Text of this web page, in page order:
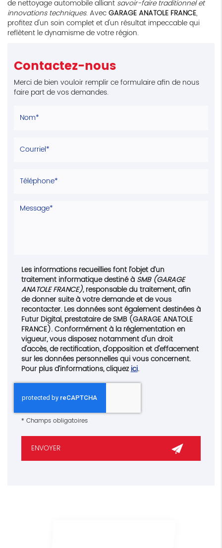
de nettoyage automobile alliant savoir-faire traditionnel et
innovations techniques. AvecGARAGE ANATOLE FRANCE,
profitez d'un soin complet et d'un résultat impeccable qui
reflètent le dynamisme de votre région.
Contactez-nous
Merci de bien vouloir remplir ce formulaire afin de nous
faire part de vos demandes.
Les informations recueillies font l’objet d’un
traitement informatique destiné àSMB (GARAGE
ANATOLE FRANCE), responsable du traitement, afin
de donner suite à votre demande et de vous
recontacter. Les données sont également destinées à
Futur Digital, prestataire de SMB (GARAGE ANATOLE
FRANCE). Conformément à la réglementation en
vigueur, vous disposez notamment d'un droit
d'accès, de rectification, d'opposition et d'effacement
sur les données personnelles qui vous concernent.
Pour plus d’informations, cliquezici.
* Champs obligatoires